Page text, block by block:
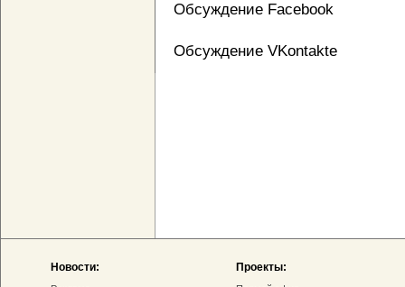
Обсуждение Facebook
Обсуждение VKontakte
Новости: Проекты: